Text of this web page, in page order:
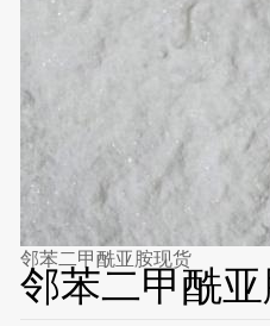
邻苯二甲酰亚胺现货
邻苯二甲酰